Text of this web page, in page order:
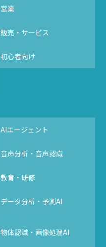
営業
販売・サービス
初心者向け
AIエージェント
音声分析・音声認識
教育・研修
データ分析・予測AI
物体認識・画像処理AI